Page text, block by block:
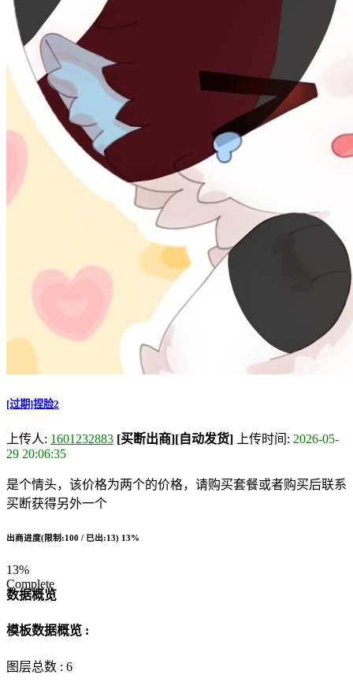
[过期]捏脸2
上传人: 1601232883 [买断出商][自动发货] 上传时间: 2026-05-
29 20:06:35
是个情头，该价格为两个的价格，请购买套餐或者购买后联系
买断获得另外一个
出商进度(限制:100 / 已出:13) 13%
13%
Complete
数据概览
模板数据概览 :
图层总数 : 6